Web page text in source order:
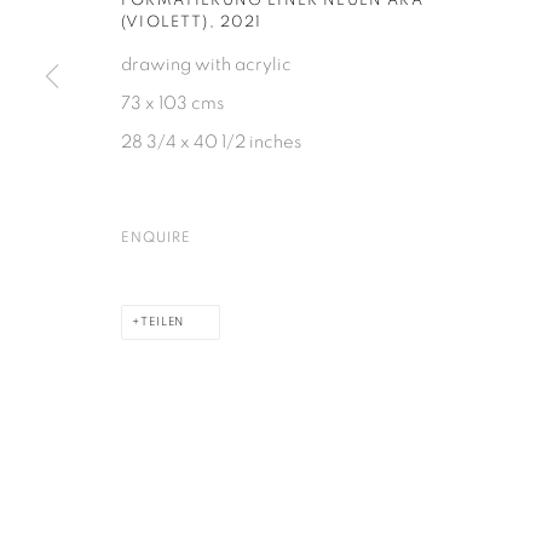
DATENSCHUTZ
COPYRIGHT © 2026 GALERIE KANDLHOFER
(VIOLETT) , 2021
drawing with acrylic
73 x 103 cms
28 3/4 x 40 1/2 inches
ENQUIRE
TEILEN